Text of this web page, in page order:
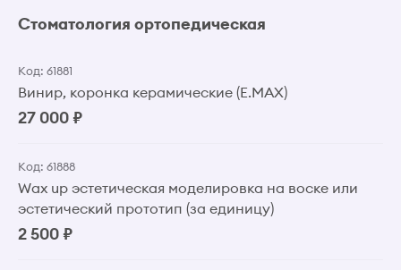
Стоматология ортопедическая
Код: 61881
Винир, коронка керамические (E.MAX)
27 000 ₽
Код: 61888
Wax up эстетическая моделировка на воске или
эстетический прототип (за единицу)
2 500 ₽